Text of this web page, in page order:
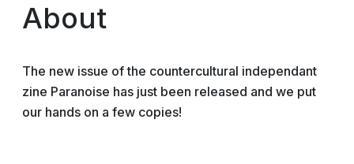
About
The new issue of the countercultural independant
zine Paranoise has just been released and we put
our hands on a few copies!